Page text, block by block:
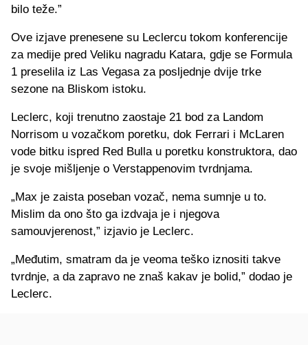
bilo teže.”
Ove izjave prenesene su Leclercu tokom konferencije
za medije pred Veliku nagradu Katara, gdje se Formula
1 preselila iz Las Vegasa za posljednje dvije trke
sezone na Bliskom istoku.
Leclerc, koji trenutno zaostaje 21 bod za Landom
Norrisom u vozačkom poretku, dok Ferrari i McLaren
vode bitku ispred Red Bulla u poretku konstruktora, dao
je svoje mišljenje o Verstappenovim tvrdnjama.
„Max je zaista poseban vozač, nema sumnje u to.
Mislim da ono što ga izdvaja je i njegova
samouvjerenost,” izjavio je Leclerc.
„Međutim, smatram da je veoma teško iznositi takve
tvrdnje, a da zapravo ne znaš kakav je bolid,” dodao je
Leclerc.